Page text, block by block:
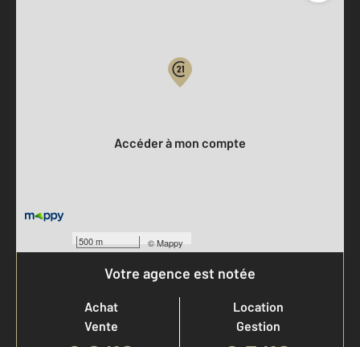
500 m ©Mappy
Accéder à mon compte
Votre agence est notée
Achat
Vente
Location
Gestion